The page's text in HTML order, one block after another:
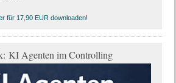
für 17,90 EUR downloaden!
KI Agenten im Controlling